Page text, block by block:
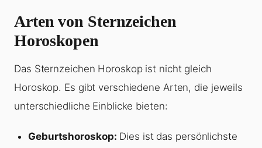
Arten von Sternzeichen
Horoskopen
Das Sternzeichen Horoskop ist nicht gleich
Horoskop. Es gibt verschiedene Arten, die jeweils
unterschiedliche Einblicke bieten:
Geburtshoroskop: Dies ist das persönlichste